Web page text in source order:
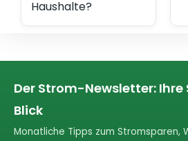
Haushalte?
Der Strom-Newsletter:
Blick
Monatliche Tipps zum Stromsparen,